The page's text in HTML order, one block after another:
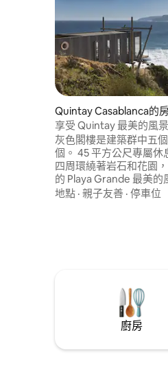
Quintay Casablanca的
享受 Quintay 最美的風景
灰色閣樓是建築群中五
個。 45 平方公尺專屬休
四周環繞著岩石和花園
的 Playa Grande 最美的
單、加大雙人床和全功能
地點 · 親子友善 · 停車位
廚房